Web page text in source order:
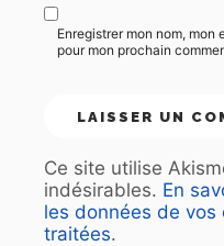
Enregistrer mon nom,
pour mon prochain
Ce site utilise
indésirables. En
les données de
traitées.